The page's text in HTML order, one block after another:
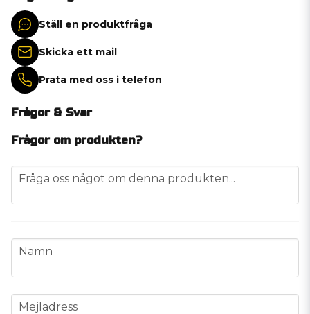
Ställ en produktfråga
Skicka ett mail
Prata med oss i telefon
Frågor & Svar
Frågor om produkten?
question
Fråga oss något om denna produkten...
name
Namn
email
Mejladress